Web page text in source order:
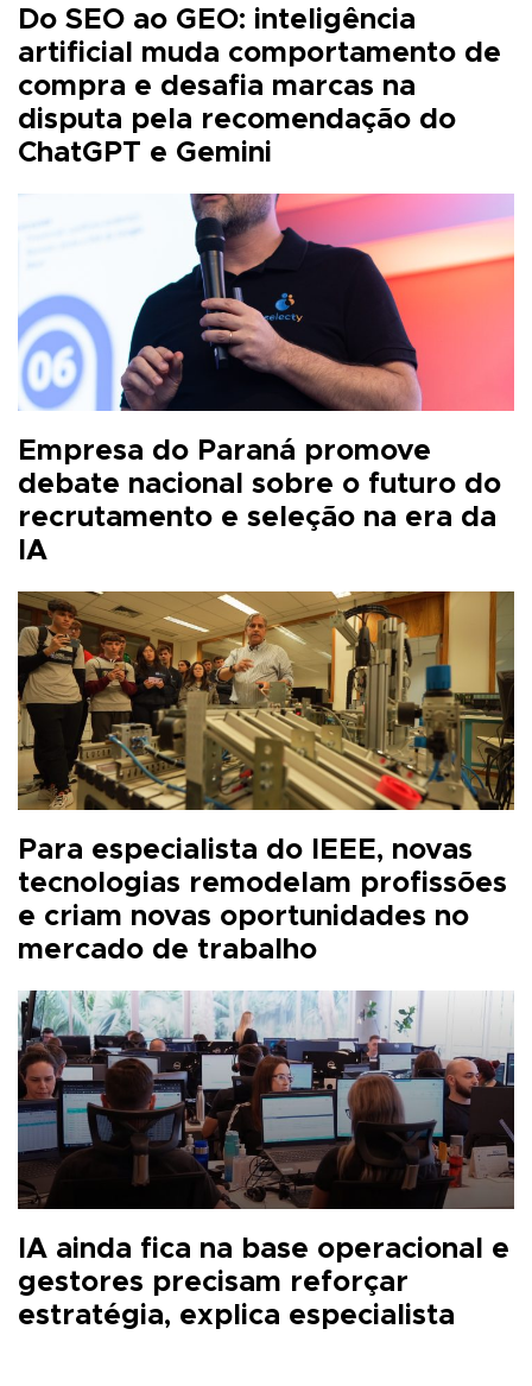
Do SEO ao GEO: inteligência
artificial muda comportamento de
compra e desafia marcas na
disputa pela recomendação do
ChatGPT e Gemini
Empresa do Paraná promove
debate nacional sobre o futuro do
recrutamento e seleção na era da
IA
Para especialista do IEEE, novas
tecnologias remodelam profissões
e criam novas oportunidades no
mercado de trabalho
IA ainda fica na base operacional e
gestores precisam reforçar
estratégia, explica especialista